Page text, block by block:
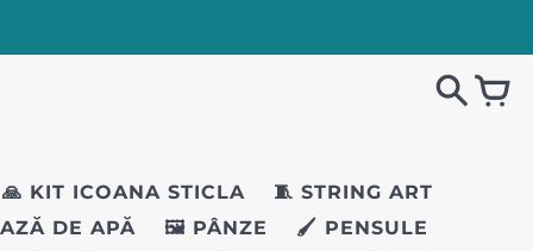
🙏 KIT ICOANA STICLA
🧵 STRING ART
DE APĂ 🖼️ PÂNZE
🖌️ PENSULE